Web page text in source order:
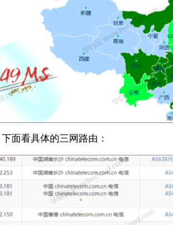
面看具体的三网路由：